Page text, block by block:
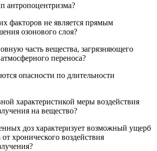
антропоцентризма?
факторов не является прямым
озонового слоя?
часть вещества, загрязняющего
переноса?
опасности по длительности
характеристикой меры воздействия
на вещество?
доз характеризует возможный ущерб
хронического воздействия